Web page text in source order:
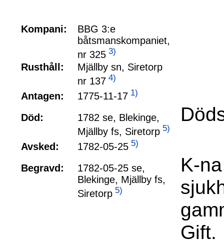
Kompani:
BBG 3:e
båtsmanskompaniet,
nr 325 3)
Rusthåll:
Mjällby sn, Siretorp
nr 137 4)
Antagen: 1775-11-17 1)
Död:
1782 se, Blekinge,
Mjällby fs, Siretorp 5)
Avsked: 1782-05-25 5)
Begravd:
1782-05-25 se,
Blekinge, Mjällby fs,
Siretorp 5)
K-
Gift.